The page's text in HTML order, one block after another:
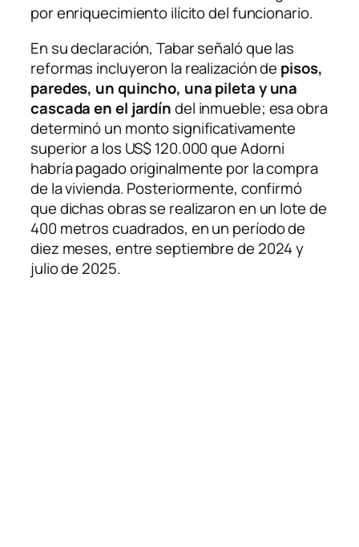
por enriquecimiento ilícito del funcionario.
En su declaración, Tabar señaló que las
reformas incluyeron la realización de pisos,
paredes, un quincho, una pileta y una
cascada en el jardíndel inmueble; esa obra
determinó un monto significativamente
superior a los US$ 120.000 que Adorni
habría pagado originalmente por la compra
de la vivienda. Posteriormente, confirmó
que dichas obras se realizaron en un lote de
400 metros cuadrados, en un período de
diez meses, entre septiembre de 2024 y
julio de 2025.